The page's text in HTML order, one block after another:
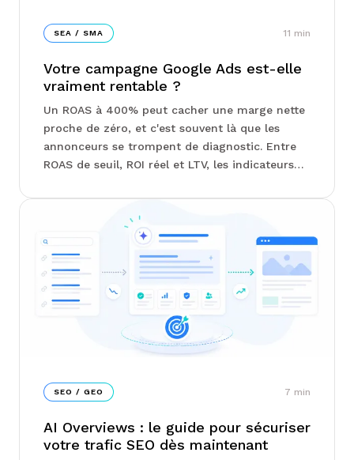
SEA / SMA 11 min
Votre campagne Google Ads est-elle
vraiment rentable ?
Un ROAS à 400% peut cacher une marge nette
proche de zéro, et c'est souvent là que les
annonceurs se trompent de diagnostic. Entre
ROAS de seuil, ROI réel et LTV, les indicateurs
regarde en premier. Chez Junto, on vous
explique comment structurer vos campagnes
Search, Shopping ou Performance Max en
fonction de votre marge, pas de votre chiffre
d'affaires...
SEO / GEO 7 min
AI Overviews : le guide pour sécuriser
votre trafic SEO dès maintenant